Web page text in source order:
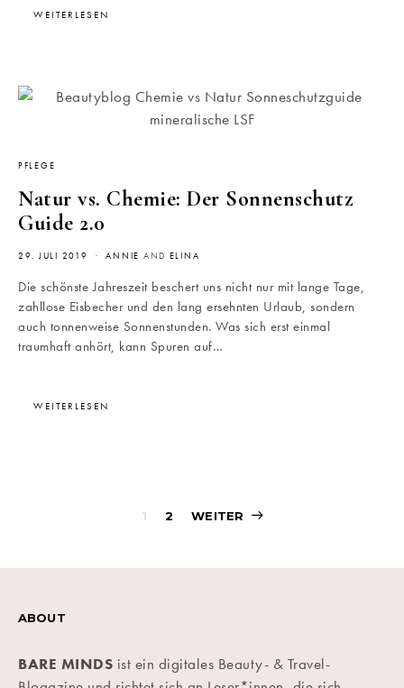
WEITERLESEN
PFLEGE
Natur vs. Chemie: Der Sonnenschutz
Guide 2.0
29. JULI 2019 ANNIE AND ELINA
Die schönste Jahreszeit beschert uns nicht nur mit lange Tage,
zahllose Eisbecher und den lang ersehnten Urlaub, sondern
auch tonnenweise Sonnenstunden. Was sich erst einmal
traumhaft anhört, kann Spuren auf…
WEITERLESEN
1 2 WEITER
ABOUT
BARE MINDS ist ein digitales Beauty- & Travel-